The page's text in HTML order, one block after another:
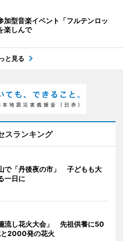
加型音楽イベント「フルテンロッ
楽しんで
と見る
スランキング
で「丹後夜の市」 子どもも大
一日に
流し花火大会」 先祖供養に50
2000発の花火